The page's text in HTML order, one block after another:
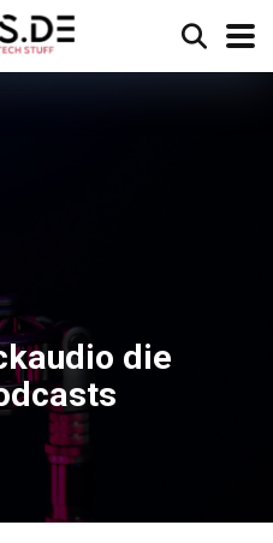
die